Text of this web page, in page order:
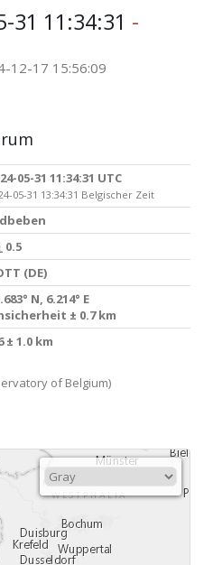
31 11:34:31 -
12-17 15:56:09
05-31 11:34:31 UTC
05-31 13:34:31 Belgischer Zeit
L 0.5
(DE)
N, 6.214° E
± 0.7 km
± 1.0 km
of Belgium)